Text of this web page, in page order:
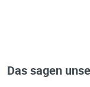
Das sagen